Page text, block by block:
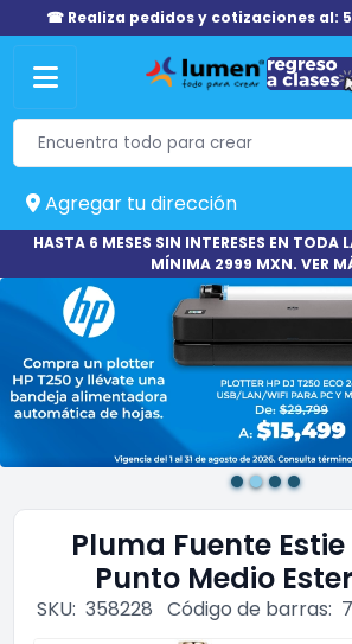
☎ Realiza pedidos y cotizaciones al:
Agregar tu dirección
HASTA 6 MESES SIN INTERESES EN TODA
MÍNIMA 2999 MXN. VER
Pluma Fuente
Punto Medio
SKU: 358228 Código de barras: